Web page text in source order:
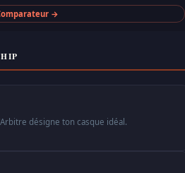
→
désigne ton casque idéal.